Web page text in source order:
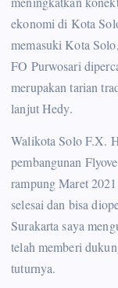
ekonomi di Kota
memasuki Kota
FO Purwosari
merupakan tarian
lanjut Hedy.
Walikota Solo F.X.
pembangunan
rampung Maret
selesai dan bisa
Surakarta saya
telah memberi
tuturnya.